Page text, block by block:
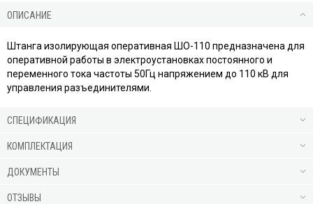
ОПИСАНИЕ
Штанга изолирующая оперативная ШО-110 предназначена для
оперативной работы в электроустановках постоянного и
переменного тока частоты 50Гц напряжением до 110 кВ для
управления разъединителями.
СПЕЦИФИКАЦИЯ
КОМПЛЕКТАЦИЯ
ДОКУМЕНТЫ
ОТЗЫВЫ